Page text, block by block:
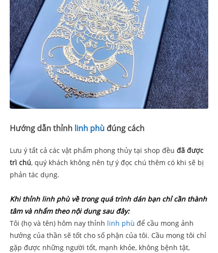
Hướng dẫn thỉnh linh phù đúng cách
Lưu ý tất cả các vật phẩm phong thủy tại shop đều đã được
trì chú, quý khách không nên tự ý đọc chú thêm có khi sẽ bị
phản tác dụng.
Khi thỉnh linh phù về trong quá trình dán bạn chỉ cần thành
tâm và nhẩm theo nội dung sau đây:
Tôi (họ và tên) hôm nay thỉnh linh phù để cầu mong ảnh
hưởng của thần sẽ tốt cho số phận của tôi. Cầu mong tôi chỉ
gặp được những người tốt, mạnh khỏe, không bệnh tật,